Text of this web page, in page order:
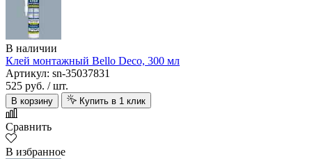
В наличии
Клей монтажный Bello Deco, 300 мл
Артикул: sn-35037831
525 руб. / шт.
В корзину Купить в 1 клик
Сравнить
В избранное